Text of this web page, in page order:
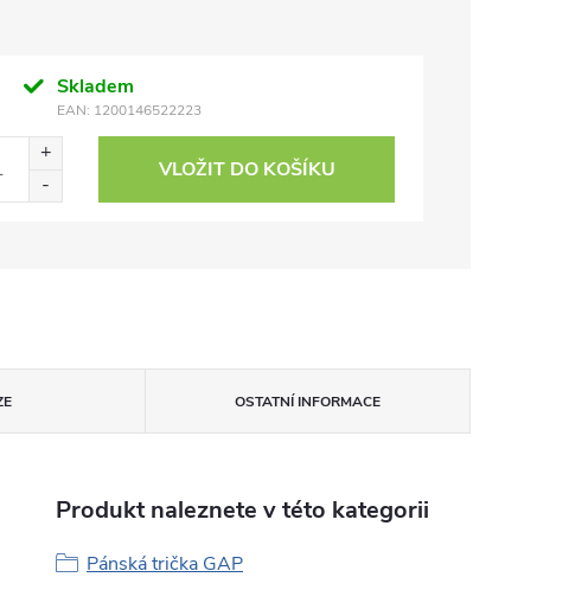
Skladem
EAN: 1200146522223
VLOŽIT DO KOŠÍKU
OSTATNÍ INFORMACE
Produkt naleznete v této kategorii
Pánská trička GAP